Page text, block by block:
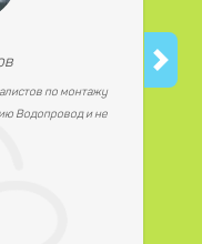
по монтажу
Водопровод и не